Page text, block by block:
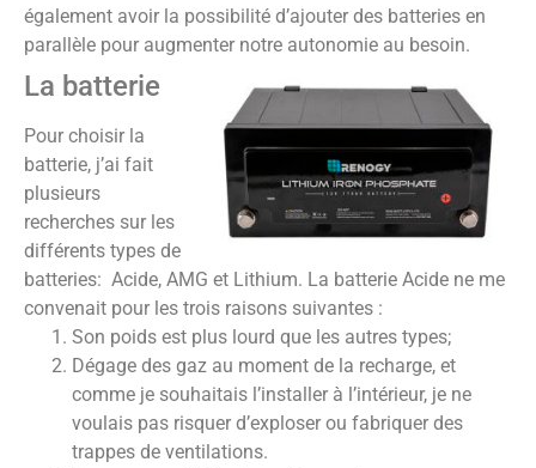
également avoir la possibilité d’ajouter des batteries en
parallèle pour augmenter notre autonomie au besoin.
La batterie
Pour choisir la
batterie, j’ai fait
plusieurs
recherches sur les
différents types de
batteries: Acide, AMG et Lithium. La batterie Acide ne me
convenait pour les trois raisons suivantes :
Son poids est plus lourd que les autres types;
Dégage des gaz au moment de la recharge, et
comme je souhaitais l’installer à l’intérieur, je ne
voulais pas risquer d’exploser ou fabriquer des
trappes de ventilations.